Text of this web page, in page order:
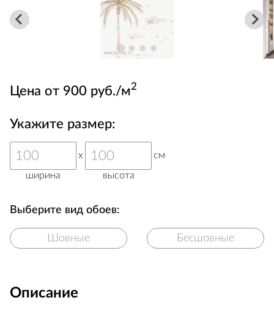
Цена от 900 руб./м2
Укажите размер:
ширина
x
высота
см
Выберите вид обоев:
Шовные Бесшовные
Описание